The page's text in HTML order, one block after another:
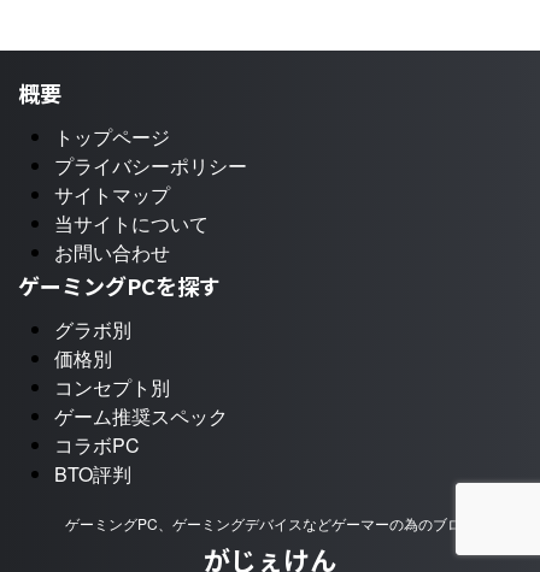
概要
トップページ
プライバシーポリシー
サイトマップ
当サイトについて
お問い合わせ
ゲーミングPCを探す
グラボ別
価格別
コンセプト別
ゲーム推奨スペック
コラボPC
BTO評判
ゲーミングPC、ゲーミングデバイスなどゲーマーの為のブログ
がじぇけん